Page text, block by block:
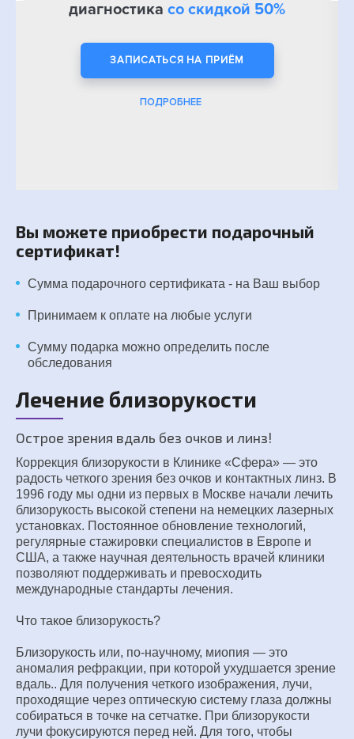
диагностика со скидкой 50%
ЗАПИСАТЬСЯ НА ПРИЁМ
ПОДРОБНЕЕ
Вы можете приобрести подарочный
сертификат!
Сумма подарочного сертификата - на Ваш выбор
Принимаем к оплате на любые услуги
Сумму подарка можно определить после
обследования
Лечение близорукости
Острое зрения вдаль без очков и линз!
Коррекция близорукости в Клинике «Сфера» — это
радость четкого зрения без очков и контактных линз. В
1996 году мы одни из первых в Москве начали лечить
близорукость высокой степени на немецких лазерных
установках. Постоянное обновление технологий,
регулярные стажировки специалистов в Европе и
США, а также научная деятельность врачей клиники
позволяют поддерживать и превосходить
международные стандарты лечения.
Что такое близорукость?
Близорукость или, по-научному, миопия — это
аномалия рефракции, при которой ухудшается зрение
вдаль.. Для получения четкого изображения, лучи,
проходящие через оптическую систему глаза должны
собираться в точке на сетчатке. При близорукости
лучи фокусируются перед ней. Для того, чтобы